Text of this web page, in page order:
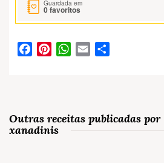
Guardada em
0favoritos
FacebookPinterestWhatsApp
Email
Outras receitas publicadas por
xanadinis